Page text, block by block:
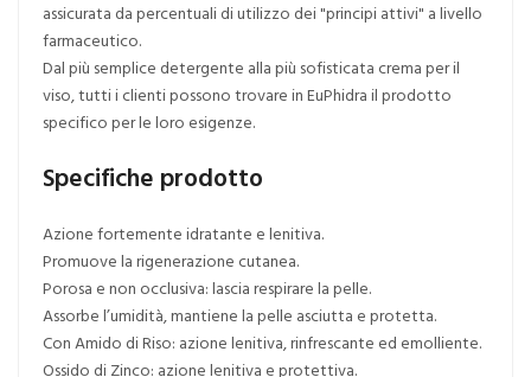
assicurata da percentuali di utilizzo dei "principi attivi" a livello
farmaceutico.
Dal più semplice detergente alla più sofisticata crema per il
viso, tutti i clienti possono trovare in EuPhidra il prodotto
specifico per le loro esigenze.
Specifiche prodotto
Azione fortemente idratante e lenitiva.
Promuove la rigenerazione cutanea.
Porosa e non occlusiva: lascia respirare la pelle.
Assorbe l’umidità, mantiene la pelle asciutta e protetta.
Con Amido di Riso: azione lenitiva, rinfrescante ed emolliente.
Ossido di Zinco: azione lenitiva e protettiva.